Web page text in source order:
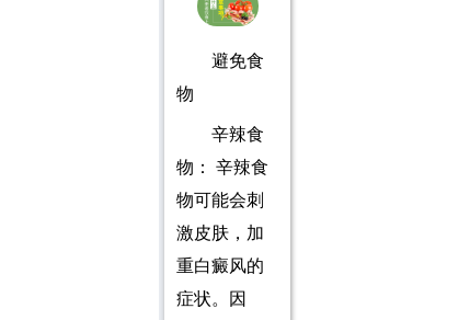
避免食
物
辛辣食
物： 辛辣食
物可能会刺
激皮肤，加
重白癜风的
症状。因